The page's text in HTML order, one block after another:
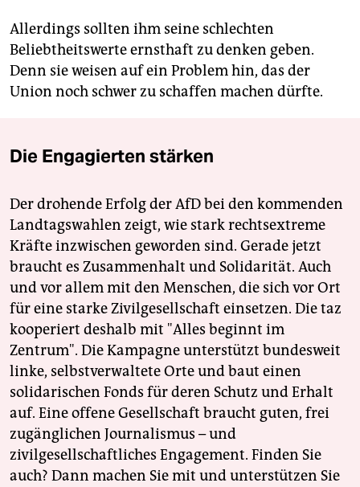
Allerdings sollten ihm seine schlechten
Beliebtheitswerte ernsthaft zu denken geben.
Denn sie weisen auf ein Problem hin, das der
Union noch schwer zu schaffen machen dürfte.
Die Engagierten stärken
Der drohende Erfolg der AfD bei den kommenden
Landtagswahlen zeigt, wie stark rechtsextreme
Kräfte inzwischen geworden sind. Gerade jetzt
braucht es Zusammenhalt und Solidarität. Auch
und vor allem mit den Menschen, die sich vor Ort
für eine starke Zivilgesellschaft einsetzen. Die taz
kooperiert deshalb mit "Alles beginnt im
Zentrum". Die Kampagne unterstützt bundesweit
linke, selbstverwaltete Orte und baut einen
solidarischen Fonds für deren Schutz und Erhalt
auf. Eine offene Gesellschaft braucht guten, frei
zugänglichen Journalismus – und
zivilgesellschaftliches Engagement. Finden Sie
auch? Dann machen Sie mit und unterstützen Sie